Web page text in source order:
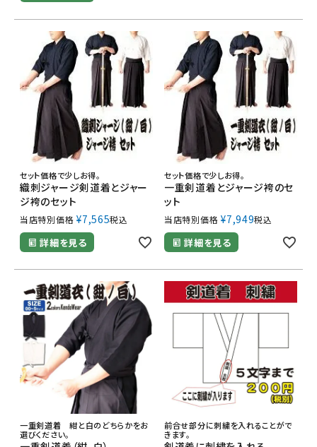
セット価格で少しお得。
織刺ジャージ剣道着とジャー
ジ袴のセット
当店特別価格 ¥7,565税込
詳細を見る
セット価格で少しお得。
一重剣道着とジャージ袴のセ
ット
当店特別価格 ¥7,949税込
詳細を見る
一重剣道着 紺と白のどちらかをお
選びください。
前合せ部分に刺繍を入れることがで
きます。